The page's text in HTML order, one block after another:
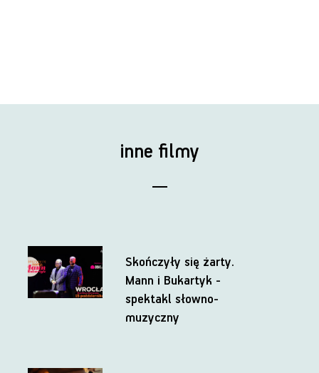
inne filmy
Skończyły się żarty.
Mann i Bukartyk -
spektakl słowno-
muzyczny